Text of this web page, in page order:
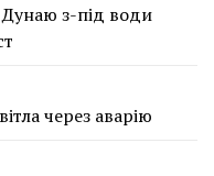
Дунаю з-під води
через аварію